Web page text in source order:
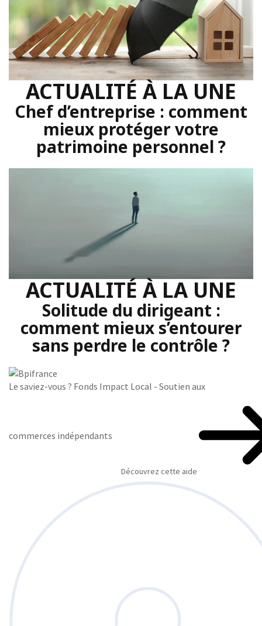
ACTUALITÉ À LA UNE
Chef d’entreprise : comment
mieux protéger votre
patrimoine personnel ?
ACTUALITÉ À LA UNE
Solitude du dirigeant :
comment mieux s’entourer
sans perdre le contrôle ?
Le saviez-vous ? Fonds Impact Local - Soutien aux
commerces indépendants
Découvrez cette aide